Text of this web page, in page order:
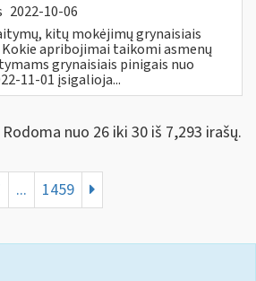
2022-10-06
kitų mokėjimų grynaisiais
apribojimai taikomi asmenų
grynaisiais pinigais nuo
11-01 įsigalioja...
Rodoma nuo 26 iki 30 iš 7,293 irašų.
... 1459